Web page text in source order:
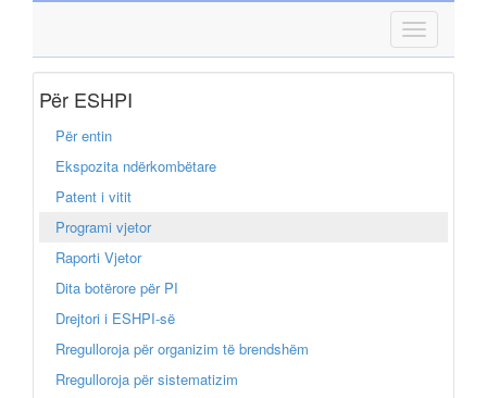
Për ESHPI
Për entin
Ekspozita ndërkombëtare
Patent i vitit
Programi vjetor
Raporti Vjetor
Dita botërore për PI
Drejtori i ESHPI-së
Rregulloroja për organizim të brendshëm
Rregulloroja për sistematizim